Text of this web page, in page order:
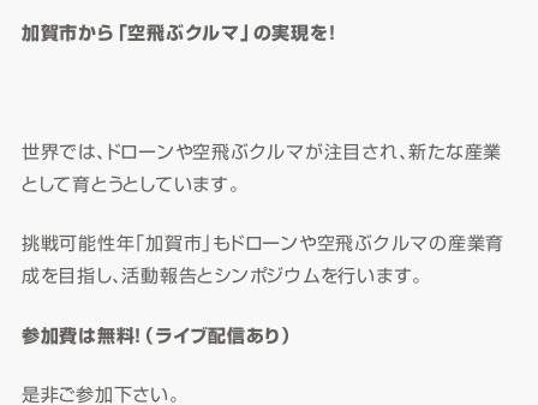
加賀市から「空飛ぶクルマ」の実現を！
世界では、ドローンや空飛ぶクルマが注目され、新たな産業
として育とうとしています。
挑戦可能性年「加賀市」もドローンや空飛ぶクルマの産業育
成を目指し、活動報告とシンポジウムを行います。
参加費は無料！（ライブ配信あり）
是非ご参加下さい。